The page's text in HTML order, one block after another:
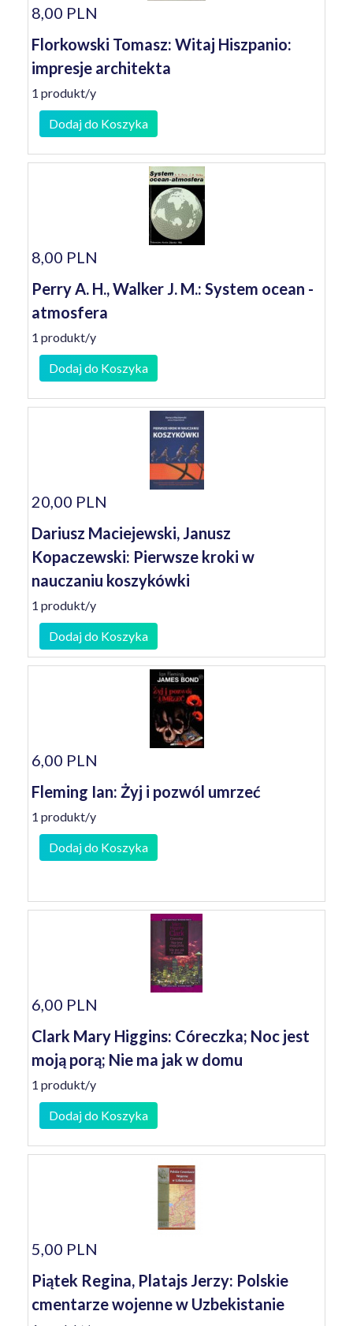
8,00 PLN
Florkowski Tomasz: Witaj Hiszpanio:
impresje architekta
1 produkt/y
Dodaj do Koszyka
8,00 PLN
Perry A. H., Walker J. M.: System ocean -
atmosfera
1 produkt/y
Dodaj do Koszyka
20,00 PLN
Dariusz Maciejewski, Janusz
Kopaczewski: Pierwsze kroki w
nauczaniu koszykówki
1 produkt/y
Dodaj do Koszyka
6,00 PLN
Fleming Ian: Żyj i pozwól umrzeć
1 produkt/y
Dodaj do Koszyka
6,00 PLN
Clark Mary Higgins: Córeczka; Noc jest
moją porą; Nie ma jak w domu
1 produkt/y
Dodaj do Koszyka
5,00 PLN
Piątek Regina, Platajs Jerzy: Polskie
cmentarze wojenne w Uzbekistanie